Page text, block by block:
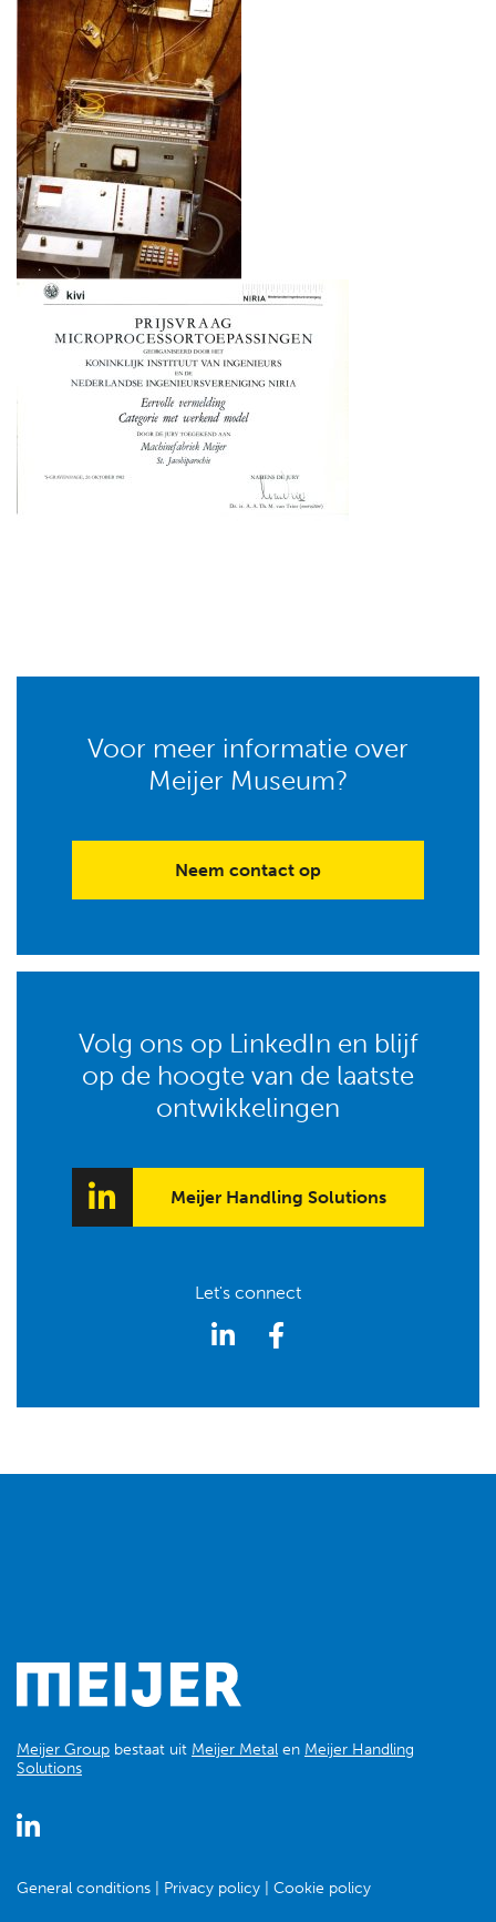
Voor meer informatie over
Meijer Museum?
Neem contact op
Volg ons op LinkedIn en blijf
op de hoogte van de laatste
ontwikkelingen
Meijer Handling Solutions
Let's connect
Meijer Group bestaat uit Meijer Metal en Meijer Handling
Solutions
General conditions Privacy policy Cookie policy